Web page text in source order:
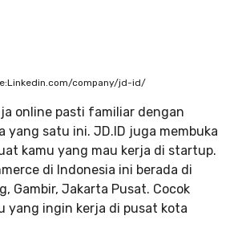
company/jd-id/
online pasti familiar dengan
yang satu ini. JD.ID juga membuka
kamu yang mau kerja di startup.
di Indonesia ini berada di
Gambir, Jakarta Pusat. Cocok
yang ingin kerja di pusat kota